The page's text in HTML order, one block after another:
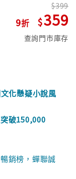
9
399
359
查詢門市庫存
化懸疑小說風
破150,000
銷榜，蟬聯誠